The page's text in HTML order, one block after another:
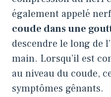
également appelé
coude dans une
descendre le long de
main. Lorsqu’il est
au niveau du coude,
symptômes gênants.